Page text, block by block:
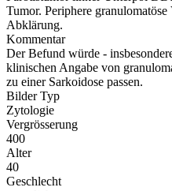
Tumor. Periphere
Abklärung.
Kommentar
Der Befund würde -
klinischen Angabe von
zu einer Sarkoidose passen.
Bilder Typ
Zytologie
Vergrösserung
400
Alter
40
Geschlecht